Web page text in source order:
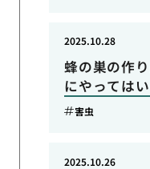
蜂の巣の作
にやっては
2025.10.28
害虫
2025.10.26